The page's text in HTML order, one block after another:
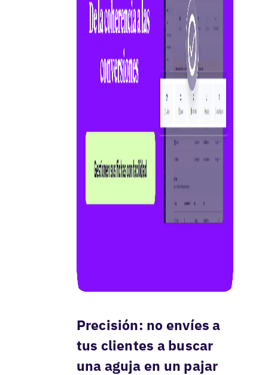
Precisión: no envíes a
tus clientes a buscar
una aguja en un pajar